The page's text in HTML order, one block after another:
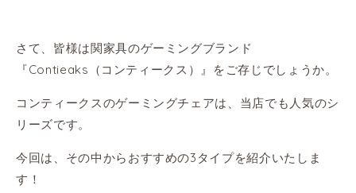
さて、皆様は関家具のゲーミングブランド
『Contieaks（コンティークス）』をご存じでしょうか。
コンティークスのゲーミングチェアは、当店でも人気のシ
リーズです。
今回は、その中からおすすめの3タイプを紹介いたしま
す！